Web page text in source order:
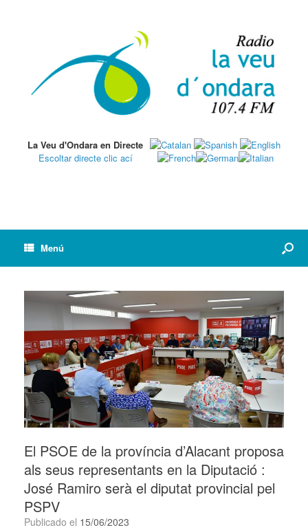
La Veu d'Ondara en Directe
Escoltar directe clic ací
Menú
El PSOE de la província d’Alacant proposa
als seus representants en la Diputació :
José Ramiro serà el diputat provincial pel
PSPV
Publicado el 15/06/2023